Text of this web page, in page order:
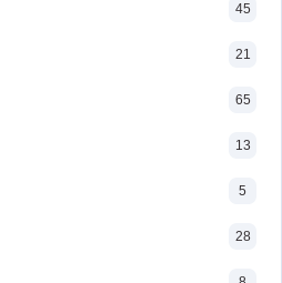
45
21
65
13
5
28